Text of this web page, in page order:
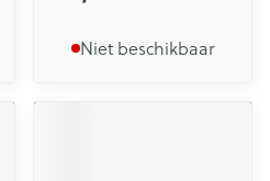
Niet beschikbaar